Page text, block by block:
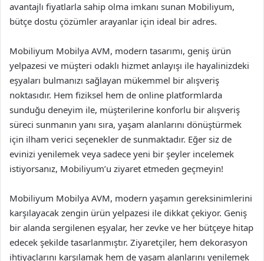
avantajlı fiyatlarla sahip olma imkanı sunan Mobiliyum,
bütçe dostu çözümler arayanlar için ideal bir adres.
Mobiliyum Mobilya AVM, modern tasarımı, geniş ürün
yelpazesi ve müşteri odaklı hizmet anlayışı ile hayalinizdeki
eşyaları bulmanızı sağlayan mükemmel bir alışveriş
noktasıdır. Hem fiziksel hem de online platformlarda
sunduğu deneyim ile, müşterilerine konforlu bir alışveriş
süreci sunmanın yanı sıra, yaşam alanlarını dönüştürmek
için ilham verici seçenekler de sunmaktadır. Eğer siz de
evinizi yenilemek veya sadece yeni bir şeyler incelemek
istiyorsanız, Mobiliyum’u ziyaret etmeden geçmeyin!
Mobiliyum Mobilya AVM, modern yaşamın gereksinimlerini
karşılayacak zengin ürün yelpazesi ile dikkat çekiyor. Geniş
bir alanda sergilenen eşyalar, her zevke ve her bütçeye hitap
edecek şekilde tasarlanmıştır. Ziyaretçiler, hem dekorasyon
ihtiyaçlarını karşılamak hem de yaşam alanlarını yenilemek